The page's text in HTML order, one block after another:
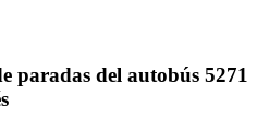
paradas del autobús 5271